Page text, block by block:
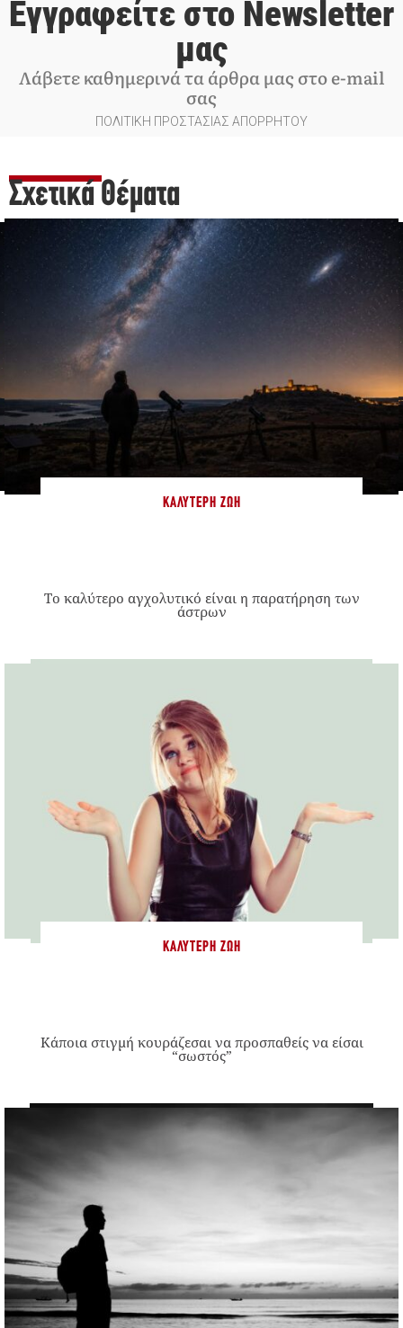
Εγγραφείτε στο Newsletter
μας
Λάβετε καθημερινά τα άρθρα μας στο e-mail
σας
ΠΟΛΙΤΙΚΗ ΠΡΟΣΤΑΣΙΑΣ ΑΠΟΡΡΗΤΟΥ
Σχετικά Θέματα
ΚΑΛΎΤΕΡΗ ΖΩΉ
Το καλύτερο αγχολυτικό είναι η παρατήρηση των
άστρων
ΚΑΛΎΤΕΡΗ ΖΩΉ
Κάποια στιγμή κουράζεσαι να προσπαθείς να είσαι
“σωστός”